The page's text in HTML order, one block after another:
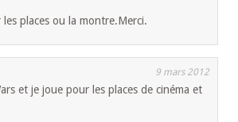
places ou la montre.Merci.
9 mars 2012
et je joue pour les places de cinéma et